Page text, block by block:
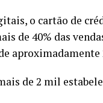
o cartão de
de 40% das
aproximadamente
de 2 mil